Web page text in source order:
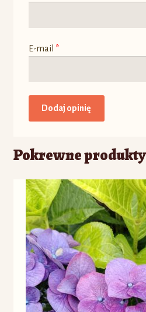
E-mail *
Pokrewne produkty